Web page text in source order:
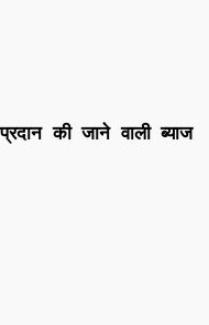
की जाने वाली ब्याज